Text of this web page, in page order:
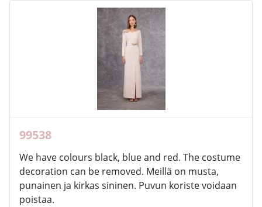
99538
We have colours black, blue and red. The costume
decoration can be removed. Meillä on musta,
punainen ja kirkas sininen. Puvun koriste voidaan
poistaa.